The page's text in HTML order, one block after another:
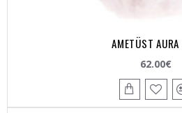
AMETÜST
62.00€